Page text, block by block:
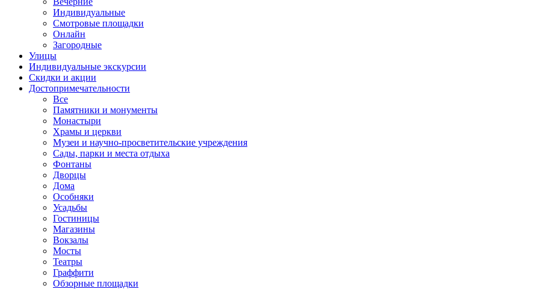
Индивидуальные
Смотровые площадки
Онлайн
Загородные
Улицы
Индивидуальные экскурсии
Скидки и акции
Достопримеча­тельности
Все
Памятники и монументы
Монастыри
Храмы и церкви
Музеи и научно-просветительские учреждения
Сады, парки и места отдыха
Фонтаны
Дворцы
Дома
Особняки
Усадьбы
Гостиницы
Магазины
Вокзалы
Мосты
Театры
Граффити
Обзорные площадки